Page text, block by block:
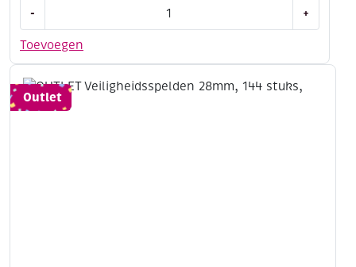
Toevoegen
-
28mm,
goud
aantal
+
Outlet